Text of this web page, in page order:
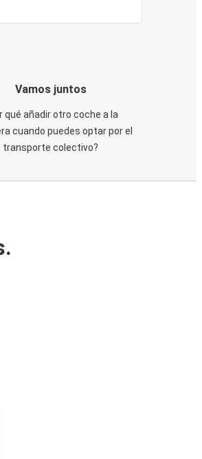
Vamos juntos
qué añadir otro coche a la
cuando puedes optar por el
transporte colectivo?